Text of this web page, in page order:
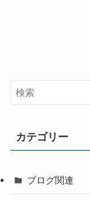
カテゴリー
ブログ関連